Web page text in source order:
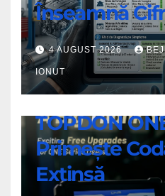
Data:
Ce
Înseamnă
Cifrele
Reale
Înseamnă
4 AUGUST 2026
IONUT
TOPDON
ONE
Series
Primește
TOPDON
Primește
Extinsă